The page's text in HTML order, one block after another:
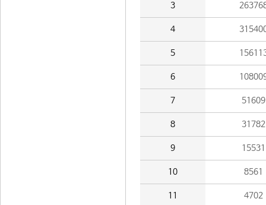
3
4
5
6
7 51609
8 31782
9 15531
10 8561
11 4702